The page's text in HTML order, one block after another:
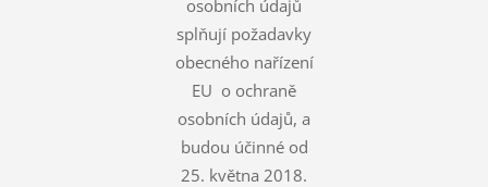
osobních údajů
splňují požadavky
obecného nařízení
EU o ochraně
osobních údajů, a
budou účinné od
25. května 2018.